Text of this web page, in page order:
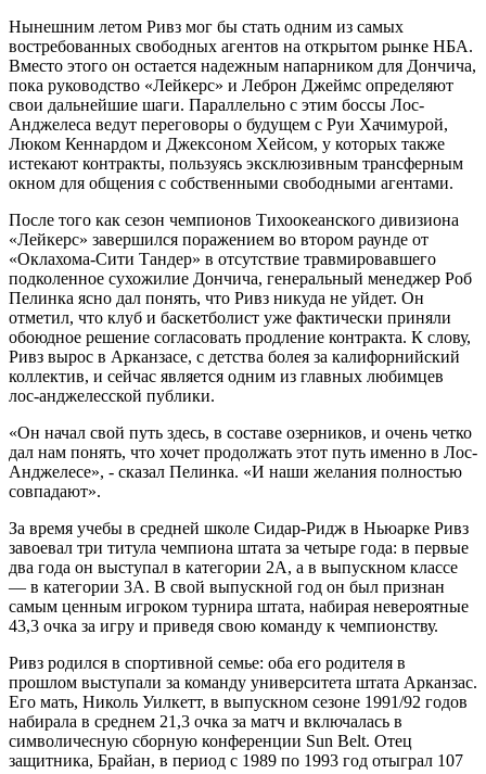
Нынешним летом Ривз мог бы стать одним из самых
востребованных свободных агентов на открытом рынке НБА.
Вместо этого он остается надежным напарником для Дончича,
пока руководство «Лейкерс» и Леброн Джеймс определяют
свои дальнейшие шаги. Параллельно с этим боссы Лос-
Анджелеса ведут переговоры о будущем с Руи Хачимурой,
Люком Кеннардом и Джексоном Хейсом, у которых также
истекают контракты, пользуясь эксклюзивным трансферным
окном для общения с собственными свободными агентами.
После того как сезон чемпионов Тихоокеанского дивизиона
«Лейкерс» завершился поражением во втором раунде от
«Оклахома-Сити Тандер» в отсутствие травмировавшего
подколенное сухожилие Дончича, генеральный менеджер Роб
Пелинка ясно дал понять, что Ривз никуда не уйдет. Он
отметил, что клуб и баскетболист уже фактически приняли
обоюдное решение согласовать продление контракта. К слову,
Ривз вырос в Арканзасе, с детства болея за калифорнийский
коллектив, и сейчас является одним из главных любимцев
лос-анджелесской публики.
«Он начал свой путь здесь, в составе озерников, и очень четко
дал нам понять, что хочет продолжать этот путь именно в Лос-
Анджелесе», - сказал Пелинка. «И наши желания полностью
совпадают».
За время учебы в средней школе Сидар-Ридж в Ньюарке Ривз
завоевал три титула чемпиона штата за четыре года: в первые
два года он выступал в категории 2A, а в выпускном классе
— в категории 3A. В свой выпускной год он был признан
самым ценным игроком турнира штата, набирая невероятные
43,3 очка за игру и приведя свою команду к чемпионству.
Ривз родился в спортивной семье: оба его родителя в
прошлом выступали за команду университета штата Арканзас.
Его мать, Николь Уилкетт, в выпускном сезоне 1991/92 годов
набирала в среднем 21,3 очка за матч и включалась в
символичесную сборную конференции Sun Belt. Отец
защитника, Брайан, в период с 1989 по 1993 год отыграл 107